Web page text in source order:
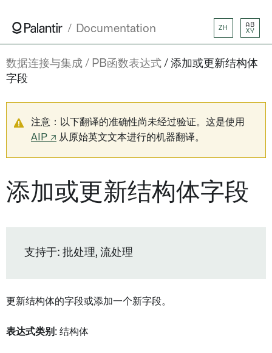
Documentation ZH
AB
XY
数据连接与集成 PB函数表达式
添加或更新结构体
字段
注意：以下翻译的准确性尚未经过验证。这是使用
AIP ↗ 从原始英文文本进行的机器翻译。
添加或更新结构体字段
支持于: 批处理, 流处理
更新结构体的字段或添加一个新字段。
表达式类别 : 结构体